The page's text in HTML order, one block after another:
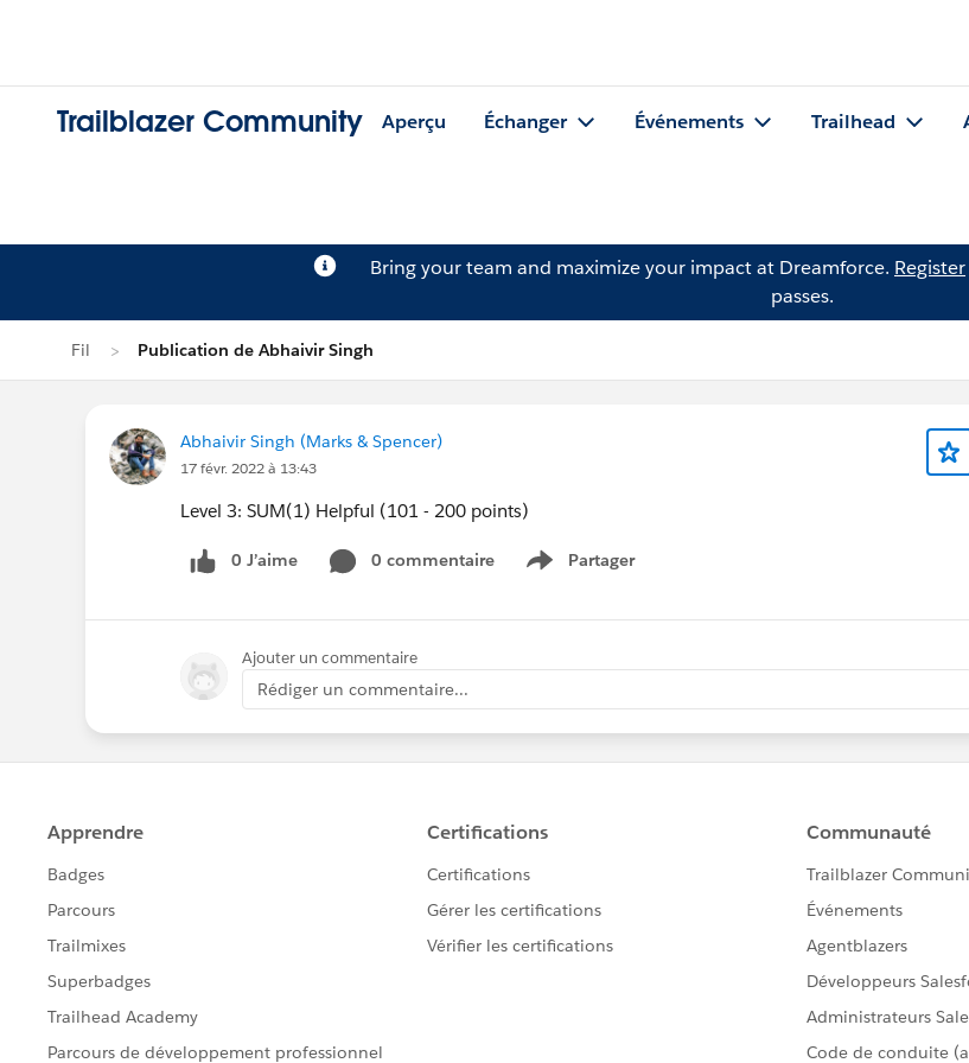
Trailblazer Community Aperçu Échanger Événements Trailhead
Bring your team and maximize your impact at Dreamforce. Register
passes.
Fil Publication de Abhaivir Singh
Abhaivir Singh (Marks & Spencer)
17 févr. 2022 à 13:43
Level 3: SUM(1) Helpful (101 - 200 points)
0 J’aime 0 commentaire Partager
Show menu
Ajouter un commentaire
Rédiger un commentaire...